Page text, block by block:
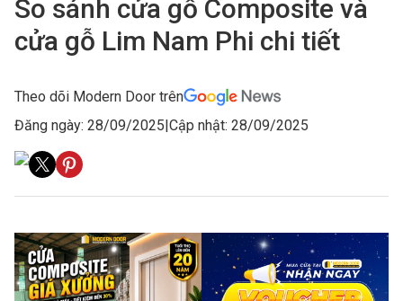
So sánh cửa gỗ Composite và
cửa gỗ Lim Nam Phi chi tiết
Theo dõi Modern Door trên
Đăng ngày: 28/09/2025|Cập nhật: 28/09/2025